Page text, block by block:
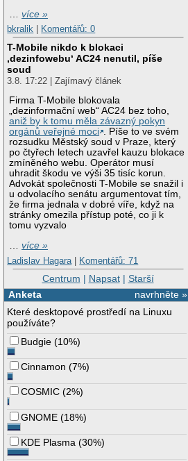
…více »
bkralik
Komentářů: 0
T-Mobile nikdo k blokaci
‚dezinfowebu‘ AC24 nenutil, píše
soud
3.8. 17:22 | Zajímavý článek
Firma T-Mobile blokovala
„dezinformační web“ AC24 bez toho,
aniž by k tomu měla závazný pokyn
orgánů veřejné moci . Píše to ve svém
rozsudku Městský soud v Praze, který
po čtyřech letech uzavřel kauzu blokace
zmíněného webu. Operátor musí
uhradit škodu ve výši 35 tisíc korun.
Advokát společnosti T-Mobile se snažil i
u odvolacího senátu argumentovat tím,
že firma jednala v dobré víře, když na
stránky omezila přístup poté, co ji k
tomu vyzvalo
…více »
Ladislav Hagara | Komentářů: 71
Centrum | Napsat| Starší
navrhněte »
Anketa
Které desktopové prostředí na Linuxu
používáte?
Budgie (10%)
Cinnamon (7%)
COSMIC (2%)
GNOME (18%)
KDE Plasma (30%)